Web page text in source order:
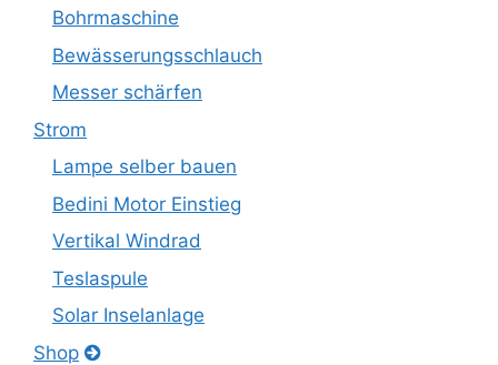
Bohrmaschine
Bewässerungsschlauch
Messer schärfen
Strom
Lampe selber bauen
Bedini Motor Einstieg
Vertikal Windrad
Teslaspule
Solar Inselanlage
Shop